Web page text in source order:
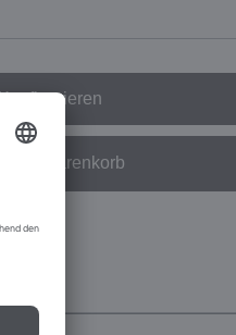
den Warenkorb